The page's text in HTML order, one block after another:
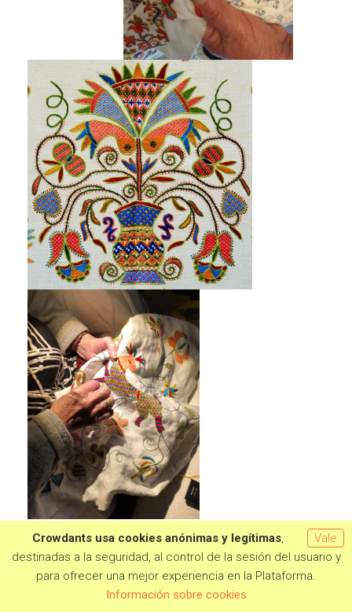
Quiero aportar
Vale
Crowdants usa cookies anónimas y legítimas,
destinadas a la seguridad, al control de la sesión del usuario y
para ofrecer una mejor experiencia en la Plataforma.
Información sobre cookies